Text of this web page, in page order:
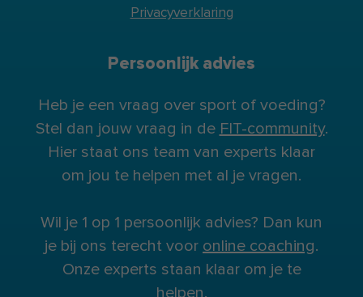
Privacyverklaring
Persoonlijk advies
Heb je een vraag over sport of voeding?
Stel dan jouw vraag in de FIT-community.
Hier staat ons team van experts klaar
om jou te helpen met al je vragen.
Wil je 1 op 1 persoonlijk advies? Dan kun
je bij ons terecht voor online coaching.
Onze experts staan klaar om je te
helpen.